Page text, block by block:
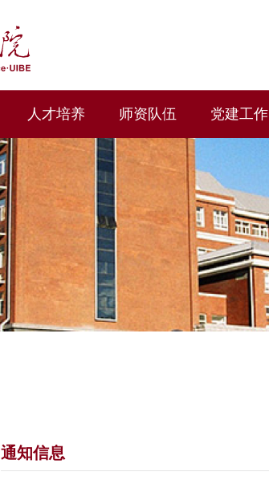
人才培养 师资队伍 党建工作
通知信息